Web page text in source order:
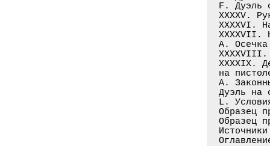
F.
A.
XXXXIX.
на
A.
Дуэль
L.